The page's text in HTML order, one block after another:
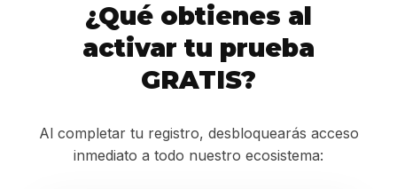
¿Qué obtienes al
activar tu prueba
GRATIS?
Al completar tu registro, desbloquearás acceso
inmediato a todo nuestro ecosistema: